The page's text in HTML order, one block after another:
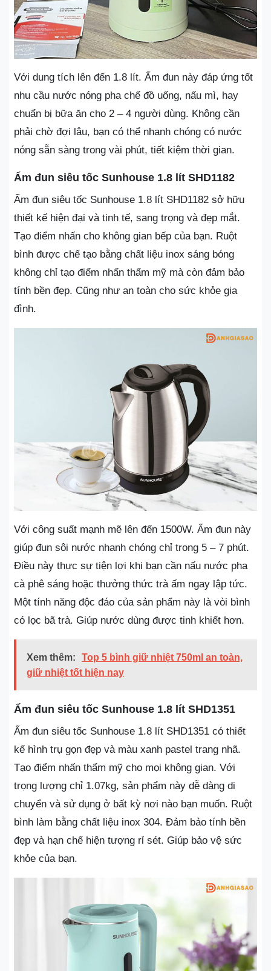
Với dung tích lên đến 1.8 lít. Ấm đun này đáp ứng tốt
nhu cầu nước nóng pha chế đồ uống, nấu mì, hay
chuẩn bị bữa ăn cho 2 – 4 người dùng. Không cần
phải chờ đợi lâu, bạn có thể nhanh chóng có nước
nóng sẵn sàng trong vài phút, tiết kiệm thời gian.
Ấm đun siêu tốc Sunhouse 1.8 lít SHD1182
Ấm đun siêu tốc Sunhouse 1.8 lít SHD1182 sở hữu
thiết kế hiện đại và tinh tế, sang trọng và đẹp mắt.
Tạo điểm nhấn cho không gian bếp của bạn. Ruột
bình được chế tạo bằng chất liệu inox sáng bóng
không chỉ tạo điểm nhấn thẩm mỹ mà còn đảm bảo
tính bền đẹp. Cũng như an toàn cho sức khỏe gia
đình.
Với công suất mạnh mẽ lên đến 1500W. Ấm đun này
giúp đun sôi nước nhanh chóng chỉ trong 5 – 7 phút.
Điều này thực sự tiện lợi khi bạn cần nấu nước pha
cà phê sáng hoặc thưởng thức trà ấm ngay lập tức.
Một tính năng độc đáo của sản phẩm này là vòi bình
có lọc bã trà. Giúp nước dùng được tinh khiết hơn.
Xem thêm:
Top 5 bình giữ nhiệt 750ml an toàn,
giữ nhiệt tốt hiện nay
Ấm đun siêu tốc Sunhouse 1.8 lít SHD1351
Ấm đun siêu tốc Sunhouse 1.8 lít SHD1351 có thiết
kế hình trụ gọn đẹp và màu xanh pastel trang nhã.
Tạo điểm nhấn thẩm mỹ cho mọi không gian. Với
trọng lượng chỉ 1.07kg, sản phẩm này dễ dàng di
chuyển và sử dụng ở bất kỳ nơi nào bạn muốn. Ruột
bình làm bằng chất liệu inox 304. Đảm bảo tính bền
đẹp và hạn chế hiện tượng rỉ sét. Giúp bảo vệ sức
khỏe của bạn.